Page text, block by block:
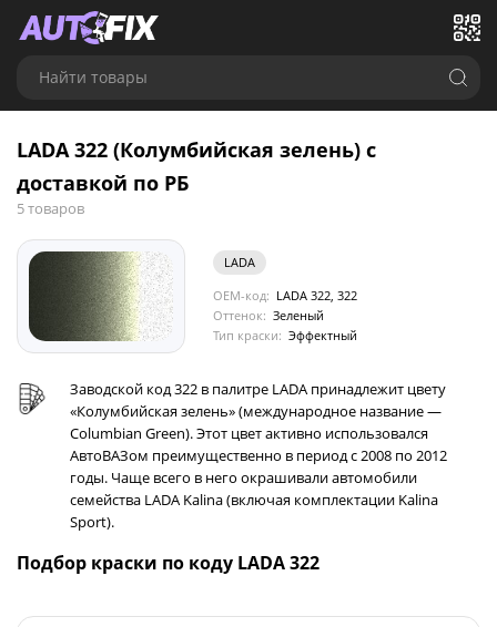
Найти товары
LADA 322 (Колумбийская зелень) с
доставкой по РБ
5 товаров
LADA
OEM-код: LADA 322, 322
Оттенок: Зеленый
Тип краски: Эффектный
Заводской код 322 в палитре LADA принадлежит цвету
«Колумбийская зелень» (международное название —
Columbian Green). Этот цвет активно использовался
АвтоВАЗом преимущественно в период с 2008 по 2012
годы. Чаще всего в него окрашивали автомобили
семейства LADA Kalina (включая комплектации Kalina
Sport).
Подбор краски по коду LADA 322